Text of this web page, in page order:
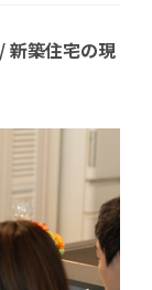
新築住宅の現